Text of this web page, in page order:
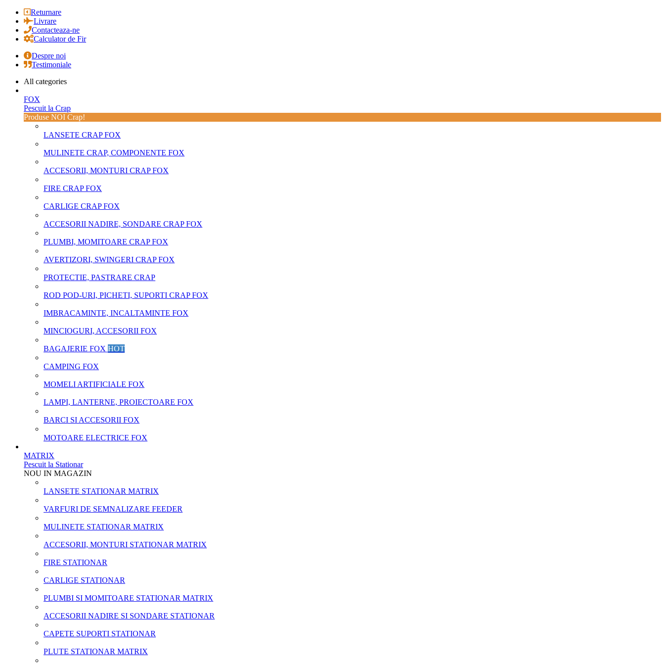
Returnare
Livrare
Contacteaza-ne
Calculator de Fir
Despre noi
Testimoniale
All categories
FOX
Pescuit la Crap
Produse NOI Crap!
LANSETE CRAP FOX
MULINETE CRAP, COMPONENTE FOX
ACCESORII, MONTURI CRAP FOX
FIRE CRAP FOX
CARLIGE CRAP FOX
ACCESORII NADIRE, SONDARE CRAP FOX
PLUMBI, MOMITOARE CRAP FOX
AVERTIZORI, SWINGERI CRAP FOX
PROTECTIE, PASTRARE CRAP
ROD POD-URI, PICHETI, SUPORTI CRAP FOX
IMBRACAMINTE, INCALTAMINTE FOX
MINCIOGURI, ACCESORII FOX
BAGAJERIE FOX HOT
CAMPING FOX
MOMELI ARTIFICIALE FOX
LAMPI, LANTERNE, PROIECTOARE FOX
BARCI SI ACCESORII FOX
MOTOARE ELECTRICE FOX
MATRIX
Pescuit la Stationar
NOU IN MAGAZIN
LANSETE STATIONAR MATRIX
VARFURI DE SEMNALIZARE FEEDER
MULINETE STATIONAR MATRIX
ACCESORII, MONTURI STATIONAR MATRIX
FIRE STATIONAR
CARLIGE STATIONAR
PLUMBI SI MOMITOARE STATIONAR MATRIX
ACCESORII NADIRE SI SONDARE STATIONAR
CAPETE SUPORTI STATIONAR
PLUTE STATIONAR MATRIX